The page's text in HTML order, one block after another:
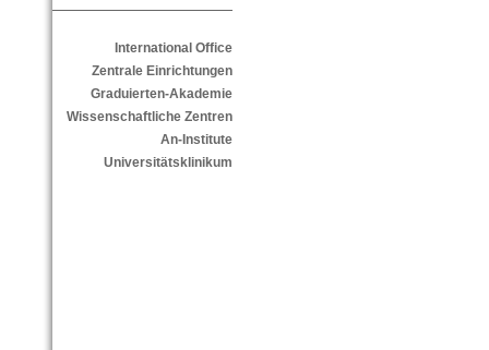
International Office
Zentrale Einrichtungen
Graduierten-Akademie
Wissenschaftliche Zentren
An-Institute
Universitätsklinikum